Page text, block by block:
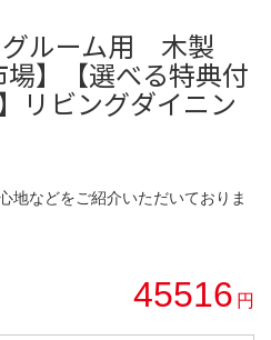
ルーム用 木製
】【選べる特典付
リビングダイニン
地などをご紹介いただいておりま
45516 円